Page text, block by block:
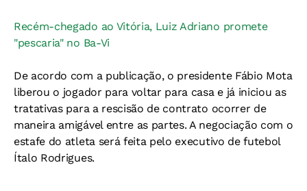
Recém-chegado ao Vitória, Luiz Adriano promete
"pescaria" no Ba-Vi
De acordo com a publicação, o presidente Fábio Mota
liberou o jogador para voltar para casa e já iniciou as
tratativas para a rescisão de contrato ocorrer de
maneira amigável entre as partes. A negociação com o
estafe do atleta será feita pelo executivo de futebol
Ítalo Rodrigues.